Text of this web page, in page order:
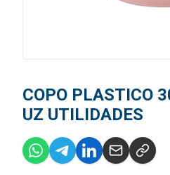
COPO PLASTICO
UZ UTILIDADES